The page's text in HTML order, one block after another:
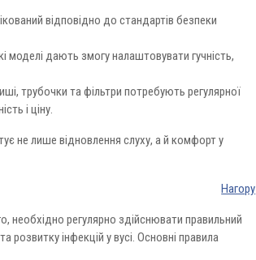
відповідно до стандартів безпеки
дають змогу налаштовувати гучність,
трубочки та фільтри потребують регулярної
і ціну.
не лише відновлення слуху, а й комфорт у
Нагору
регулярно здійснювати правильний
інфекцій у вусі. Основні правила